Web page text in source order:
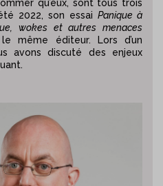
qu’eux, sont tous trois
2022, son essai Panique à
wokes etautres menaces
même éditeur. Lors d’un
avons discuté des enjeux